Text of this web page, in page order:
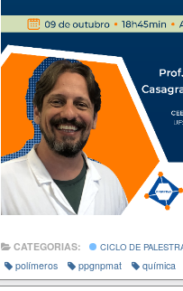
CATEGORIAS: CICLO DE
polímeros
ppgnpmat química